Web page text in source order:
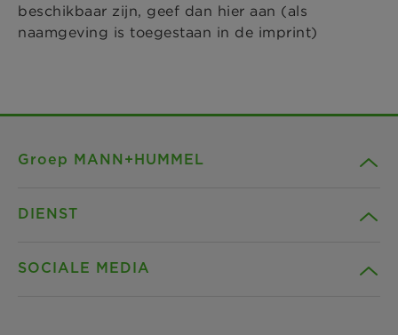
beschikbaar zijn, geef dan hier aan (als
naamgeving is toegestaan in de imprint)
Groep MANN+HUMMEL
DIENST
SOCIALE MEDIA